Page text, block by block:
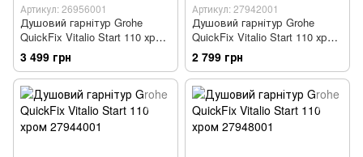
Артикул: 26956001
Душовий гарнітур Grohe
QuickFix Vitalio Start 110 хром
26956001
3 499 грн
Артикул: 27942001
Душовий гарнітур Grohe
QuickFix Vitalio Start 110 хром
27942001
2 799 грн